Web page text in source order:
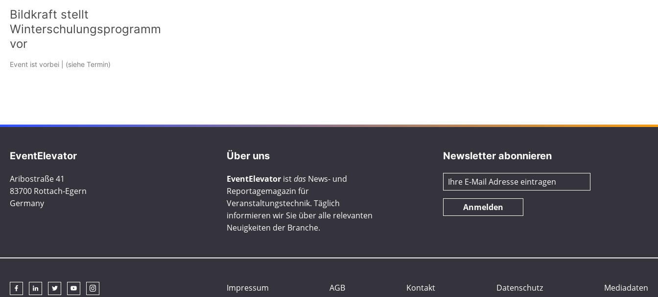
Bildkraft stellt
Winterschulungsprogramm
vor
Event ist vorbei | (siehe Termin)
EventElevator
Aribostraße 41
83700 Rottach-Egern
Germany
Über uns
EventElevatoristdasNews- und
Reportagemagazin für
Veranstaltungstechnik. Täglich
informieren wir Sie über alle relevanten
Neuigkeiten der Branche.
Newsletter abonnieren
Anmelden
Impressum AGB Kontakt Datenschutz Mediadaten